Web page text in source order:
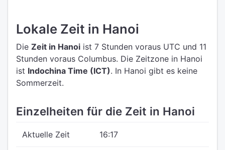
Lokale Zeit in Hanoi
Die Zeit in Hanoi ist 7 Stunden voraus UTC und 11
Stunden voraus Columbus. Die Zeitzone in Hanoi
ist Indochina Time (ICT). In Hanoi gibt es keine
Sommerzeit.
Einzelheiten für die Zeit in Hanoi
Aktuelle Zeit 16:17